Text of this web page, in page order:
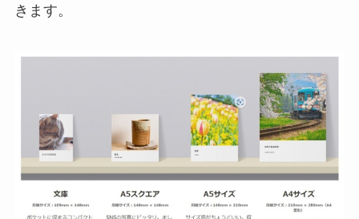
きます。